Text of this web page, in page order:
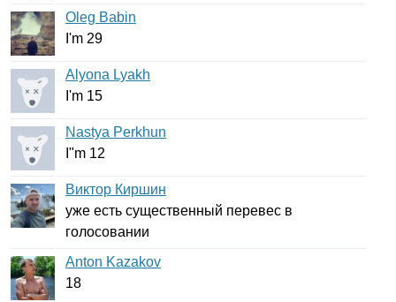
Oleg Babin
I'm 29
Alyona Lyakh
I'm 15
Nastya Perkhun
"m 12
Виктор Киршин
уже есть существенный перевес в
голосовании
Anton Kazakov
18